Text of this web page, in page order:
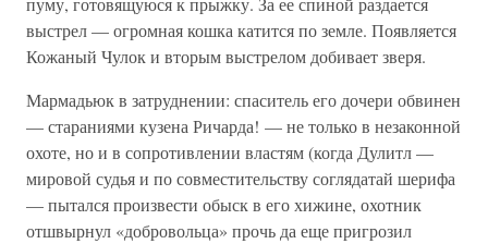
выстрел — огромная кошка катится по земле. Появляется
Кожаный Чулок и вторым выстрелом добивает зверя.
Мармадьюк в затруднении: спаситель его дочери обвинен
— стараниями кузена Ричарда! — не только в незаконной
охоте, но и в сопротивлении властям (когда Дулитл —
мировой судья и по совместительству соглядатай шерифа
— пытался произвести обыск в его хижине, охотник
отшвырнул «добровольца» прочь да еще пригрозил